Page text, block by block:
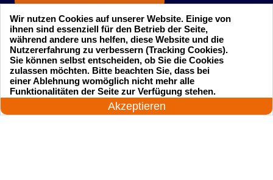
Startseite Einsatzgebiete
Preise
24 Stunden am Tag
Akzeptieren
Wir nutzen Cookies auf unserer Website. Einige von
ihnen sind essenziell für den Betrieb der Seite,
während andere uns helfen, diese Website und die
Nutzererfahrung zu verbessern (Tracking Cookies).
Sie können selbst entscheiden, ob Sie die Cookies
zulassen möchten. Bitte beachten Sie, dass bei
einer Ablehnung womöglich nicht mehr alle
Funktionalitäten der Seite zur Verfügung stehen.